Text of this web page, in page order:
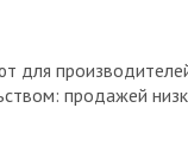
для
продажей